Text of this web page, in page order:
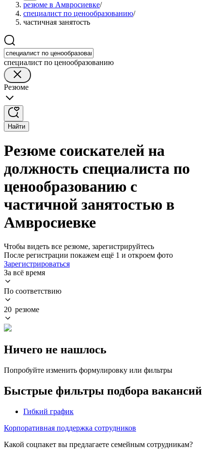
резюме в Амвросиевке/
специалист по ценообразованию/
частичная занятость
специалист по ценообразованию
Резюме
Найти
Резюме соискателей на
должность специалиста по
ценообразованию с
частичной занятостью в
Амвросиевке
Чтобы видеть все резюме, зарегистрируйтесь
После регистрации покажем ещё 1 и откроем фото
Зарегистрироваться
За всё время
По соответствию
20 резюме
Ничего не нашлось
Попробуйте изменить формулировку или фильтры
Быстрые фильтры подбора вакансий
Гибкий график
Корпоративная поддержка сотрудников
Какой соцпакет вы предлагаете семейным сотрудникам?